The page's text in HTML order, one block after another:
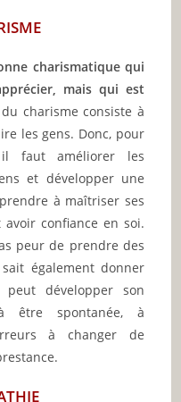
charismatique qui
mais qui est
charisme consiste à
les gens. Donc, pour
faut améliorer les
et développer une
à maîtriser ses
confiance en soi.
peur de prendre des
également donner
peut développer son
être spontanée, à
à changer de